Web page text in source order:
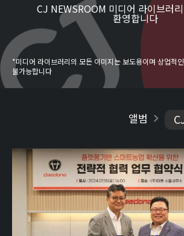
CJ NEWSROOM 미디어 라이브러
환영합니다
*미디어 라이브러리의 모든 이미지는 보도용이며 상업적
불가능합니다
앨범